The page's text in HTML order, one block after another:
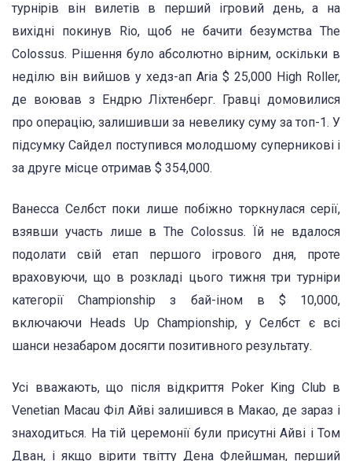
турнірів він вилетів в перший ігровий день, а на
вихідні покинув Rio, щоб не бачити безумства The
Colossus. Рішення було абсолютно вірним, оскільки в
неділю він вийшов у хедз-ап Aria $ 25,000 High Roller,
де воював з Ендрю Ліхтенберг. Гравці домовилися
про операцію, залишивши за невелику суму за топ-1. У
підсумку Сайдел поступився молодшому суперникові і
за друге місце отримав $ 354,000.
Ванесса Селбст поки лише побіжно торкнулася серії,
взявши участь лише в The Colossus. Їй не вдалося
подолати свій етап першого ігрового дня, проте
враховуючи, що в розкладі цього тижня три турніри
категорії Championship з бай-іном в $ 10,000,
включаючи Heads Up Championship, у Селбст є всі
шанси незабаром досягти позитивного результату.
Усі вважають, що після відкриття Poker King Club в
Venetian Macau Філ Айві залишився в Макао, де зараз і
знаходиться. На тій церемонії були присутні Айві і Том
Дван, і якщо вірити твітту Дена Флейшман, перший